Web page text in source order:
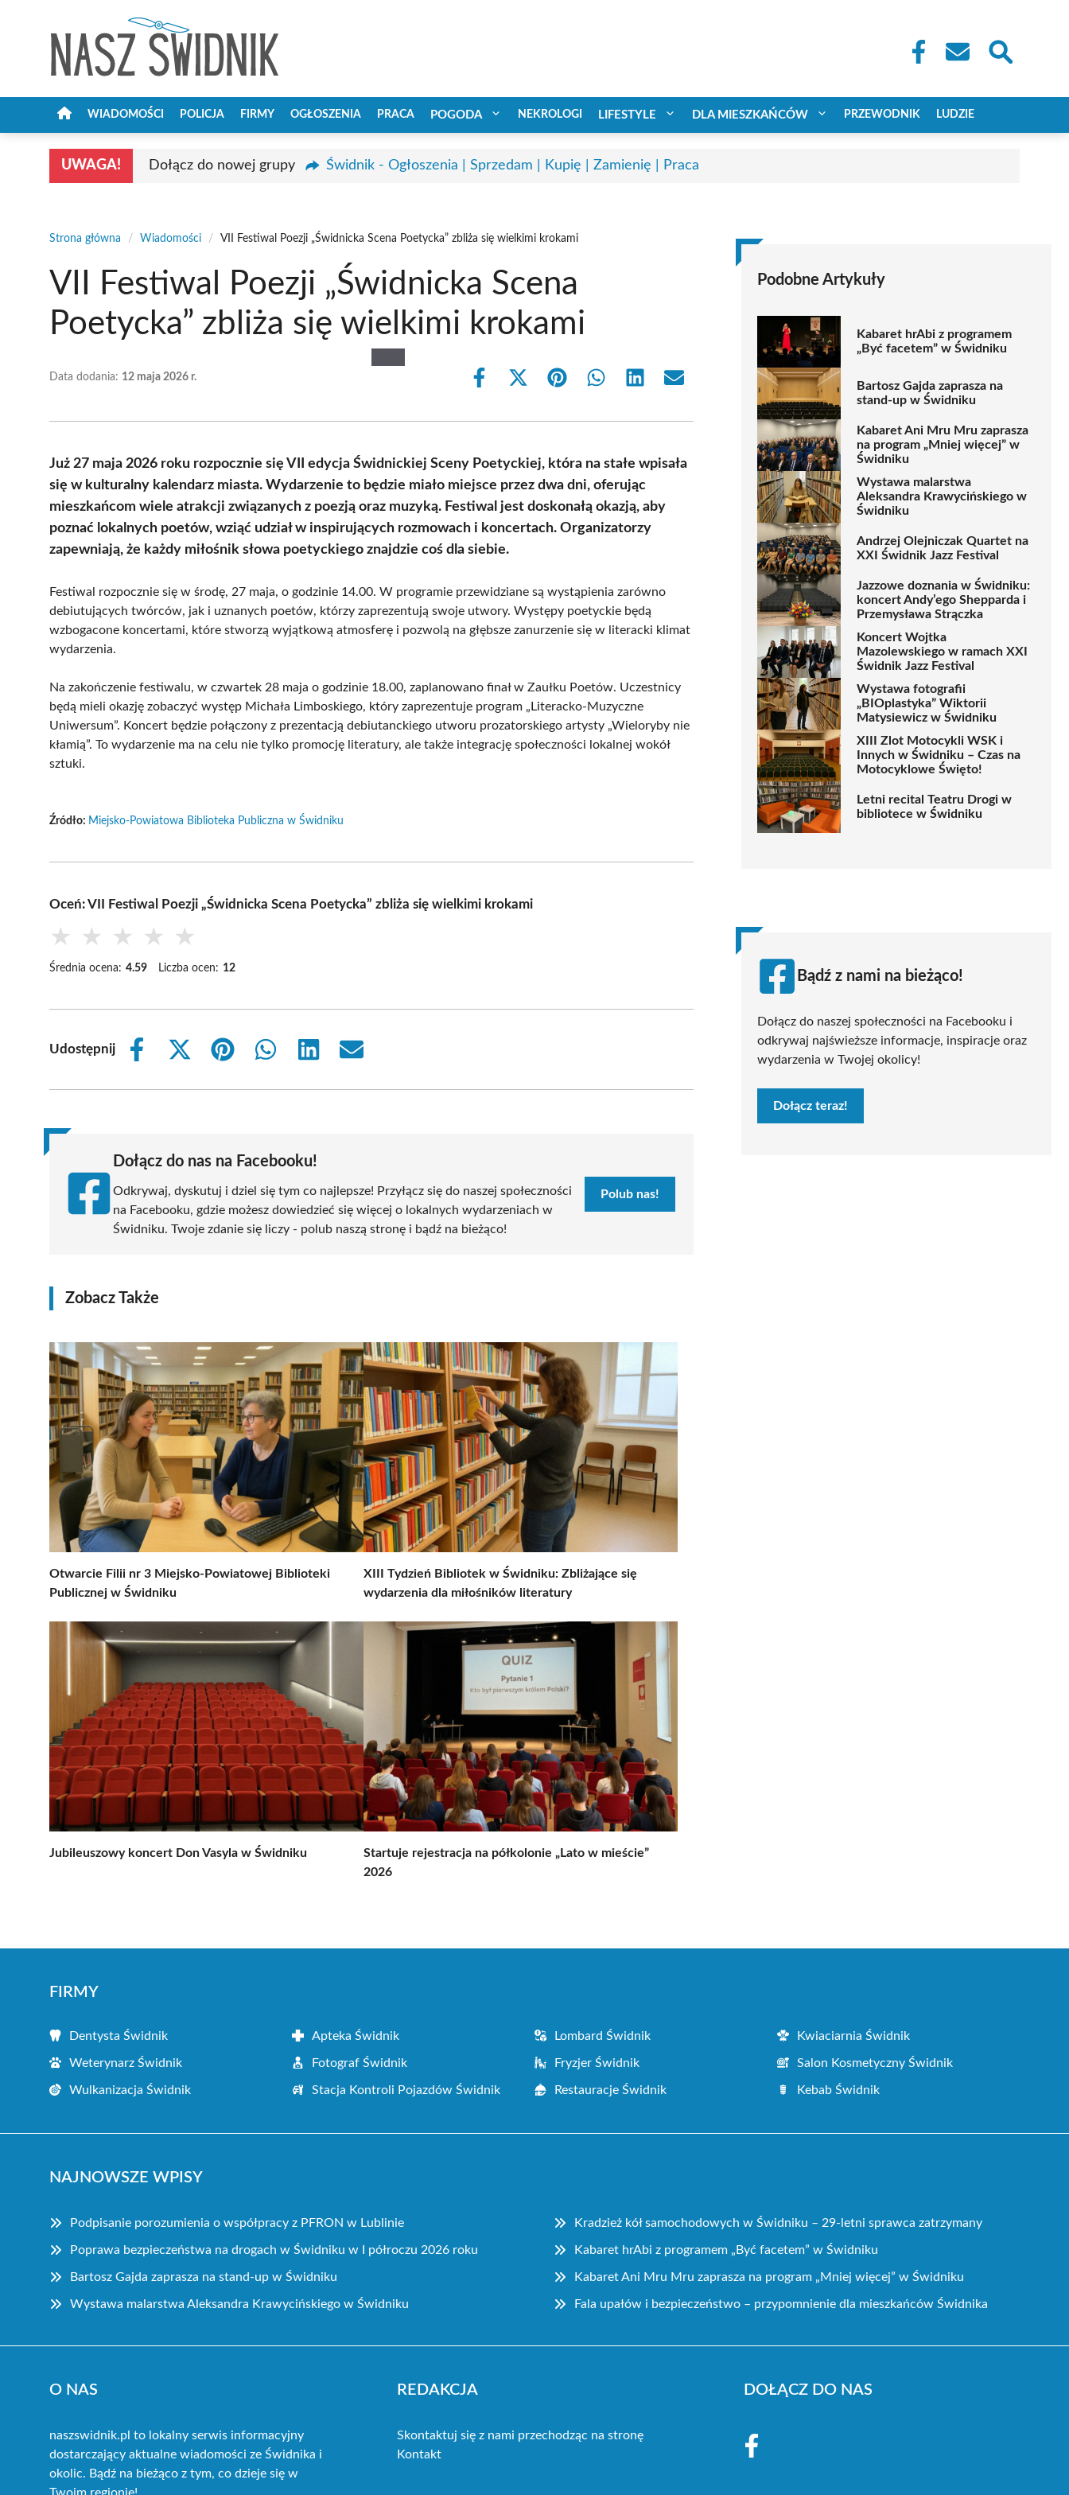
WIADOMOŚCI POLICJA FIRMY OGŁOSZENIA PRACA POGODA NEKROLOGI LIFESTYLE DLA MIESZKAŃCÓW PRZEWODNIK LUDZIE
UWAGA! Dołącz do nowej grupy Świdnik - Ogłoszenia | Sprzedam | Kupię | Zamienię | Praca
Strona główna / Wiadomości / VII Festiwal Poezji „Świdnicka Scena Poetycka” zbliża się wielkimi krokami
VII Festiwal Poezji „Świdnicka Scena
Poetycka” zbliża się wielkimi krokami
Data dodania: 12 maja 2026 r.
Share
Share
(Twitter)
Share Share Share Share
Już 27 maja 2026 roku rozpocznie się VII edycja Świdnickiej Sceny Poetyckiej, która na stałe wpisała
się w kulturalny kalendarz miasta. Wydarzenie to będzie miało miejsce przez dwa dni, oferując
mieszkańcom wiele atrakcji związanych z poezją oraz muzyką. Festiwal jest doskonałą okazją, aby
poznać lokalnych poetów, wziąć udział w inspirujących rozmowach i koncertach. Organizatorzy
zapewniają, że każdy miłośnik słowa poetyckiego znajdzie coś dla siebie.
Festiwal rozpocznie się w środę, 27 maja, o godzinie 14.00. W programie przewidziane są wystąpienia zarówno
debiutujących twórców, jak i uznanych poetów, którzy zaprezentują swoje utwory. Występy poetyckie będą
wzbogacone koncertami, które stworzą wyjątkową atmosferę i pozwolą na głębsze zanurzenie się w literacki klimat
wydarzenia.
Na zakończenie festiwalu, w czwartek 28 maja o godzinie 18.00, zaplanowano finał w Zaułku Poetów. Uczestnicy
będą mieli okazję zobaczyć występ Michała Limboskiego, który zaprezentuje program „Literacko-Muzyczne
Uniwersum”. Koncert będzie połączony z prezentacją debiutanckiego utworu prozatorskiego artysty „Wieloryby nie
kłamią”. To wydarzenie ma na celu nie tylko promocję literatury, ale także integrację społeczności lokalnej wokół
sztuki.
Źródło: Miejsko-Powiatowa Biblioteka Publiczna w Świdniku
Oceń: VII Festiwal Poezji „Świdnicka Scena Poetycka” zbliża się wielkimi krokami
★ ★ ★ ★ ★
Średnia ocena: 4.59 Liczba ocen: 12
Udostępnij
Share
Share
(Twitter)
Share
Share
Share
Share
Dołącz do nas na Facebooku!
Odkrywaj, dyskutuj i dziel się tym co najlepsze! Przyłącz się do naszej społeczności
na Facebooku, gdzie możesz dowiedzieć się więcej o lokalnych wydarzeniach w
Świdniku. Twoje zdanie się liczy - polub naszą stronę i bądź na bieżąco!
Polub nas!
Zobacz Także
Otwarcie Filii nr 3 Miejsko-Powiatowej Biblioteki
Publicznej w Świdniku
XIII Tydzień Bibliotek w Świdniku: Zbliżające się
wydarzenia dla miłośników literatury
Jubileuszowy koncert Don Vasyla w Świdniku
Startuje rejestracja na półkolonie „Lato w mieście”
2026
Podobne Artykuły
Kabaret hrAbi z programem
„Być facetem” w Świdniku
Bartosz Gajda zaprasza na
stand-up w Świdniku
Kabaret Ani Mru Mru zaprasza
na program „Mniej więcej” w
Świdniku
Wystawa malarstwa
Aleksandra Krawycińskiego w
Świdniku
Andrzej Olejniczak Quartet na
XXI Świdnik Jazz Festival
Jazzowe doznania w Świdniku:
koncert Andy’ego Shepparda i
Przemysława Strączka
Koncert Wojtka
Mazolewskiego w ramach XXI
Świdnik Jazz Festival
Wystawa fotografii
„BIOplastyka” Wiktorii
Matysiewicz w Świdniku
XIII Zlot Motocykli WSK i
Innych w Świdniku – Czas na
Motocyklowe Święto!
Letni recital Teatru Drogi w
bibliotece w Świdniku
Bądź z nami na bieżąco!
Dołącz do naszej społeczności na Facebooku i
odkrywaj najświeższe informacje, inspiracje oraz
wydarzenia w Twojej okolicy!
Dołącz teraz!
FIRMY
Dentysta Świdnik Apteka Świdnik Lombard Świdnik Kwiaciarnia Świdnik
Weterynarz Świdnik Fotograf Świdnik Fryzjer Świdnik Salon Kosmetyczny Świdnik
Wulkanizacja Świdnik Stacja Kontroli Pojazdów Świdnik Restauracje Świdnik Kebab Świdnik
NAJNOWSZE WPISY
Podpisanie porozumienia o współpracy z PFRON w Lublinie Kradzież kół samochodowych w Świdniku – 29-letni sprawca zatrzymany
Poprawa bezpieczeństwa na drogach w Świdniku w I półroczu 2026 roku Kabaret hrAbi z programem „Być facetem” w Świdniku
Bartosz Gajda zaprasza na stand-up w Świdniku Kabaret Ani Mru Mru zaprasza na program „Mniej więcej” w Świdniku
Wystawa malarstwa Aleksandra Krawycińskiego w Świdniku Fala upałów i bezpieczeństwo – przypomnienie dla mieszkańców Świdnika
O NAS
naszswidnik.pl to lokalny serwis informacyjny
dostarczający aktualne wiadomości ze Świdnika i
okolic. Bądź na bieżąco z tym, co dzieje się w
REDAKCJA
Skontaktuj się z nami przechodząc na stronę
Kontakt
DOŁĄCZ DO NAS